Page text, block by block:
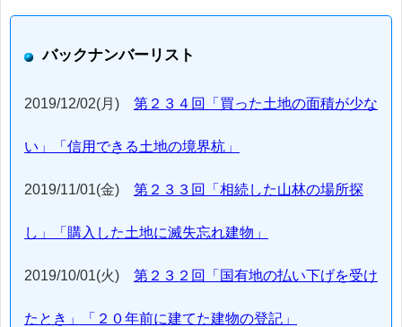
バックナンバーリスト
2019/12/02(月) 第２３４回「買った土地の面積が少な
い」「信用できる土地の境界杭」
2019/11/01(金) 第２３３回「相続した山林の場所探
し」「購入した土地に滅失忘れ建物」
2019/10/01(火) 第２３２回「国有地の払い下げを受け
たとき」「２０年前に建てた建物の登記」